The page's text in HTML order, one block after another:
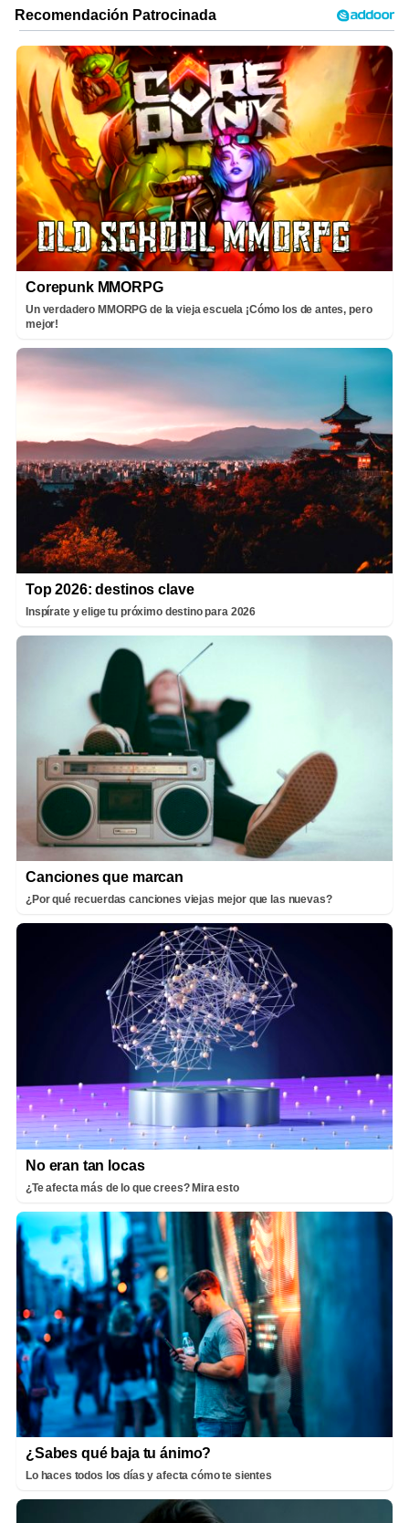
Corepunk MMORPG
Un verdadero MMORPG de la vieja escuela ¡Cómo los de antes, pero
mejor!
Top 2026: destinos clave
Inspírate y elige tu próximo destino para 2026
Canciones que marcan
¿Por qué recuerdas canciones viejas mejor que las nuevas?
No eran tan locas
¿Te afecta más de lo que crees? Mira esto
¿Sabes qué baja tu ánimo?
Lo haces todos los días y afecta cómo te sientes